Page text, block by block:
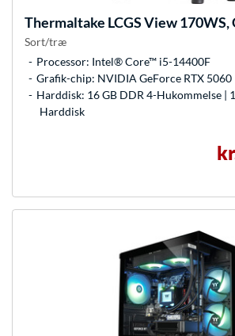
Thermaltake LCGS View 170WS,
Sort/træ
Processor: Intel® Core™ i5-14400F
Grafik-chip: NVIDIA GeForce RTX 5060
Harddisk: 16 GB DDR 4-Hukommelse |
Harddisk